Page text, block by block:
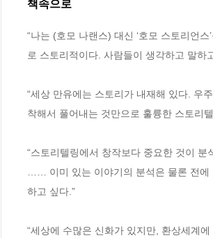
책속으로
“나는 (호모 나랜스) 대신 ‘호모 스토리언
로 스토리적이다. 사람들이 생각하고 말
“세상 만유에는 스토리가 내재해 있다. 우
착해서 풀어내는 것만으로 훌륭한 스토리
“스토리텔링에서 창작보다 중요한 것이
…… 이미 있는 이야기의 분석은 물론 전
하고 싶다.”
“세상에 수많은 신화가 있지만, 환상세계